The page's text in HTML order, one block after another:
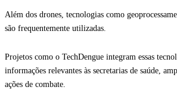
Além dos drones, tecnologias como
são frequentemente utilizadas.
Projetos como o TechDengue integram essas
informações relevantes às secretarias de saúde,
ações de combate.